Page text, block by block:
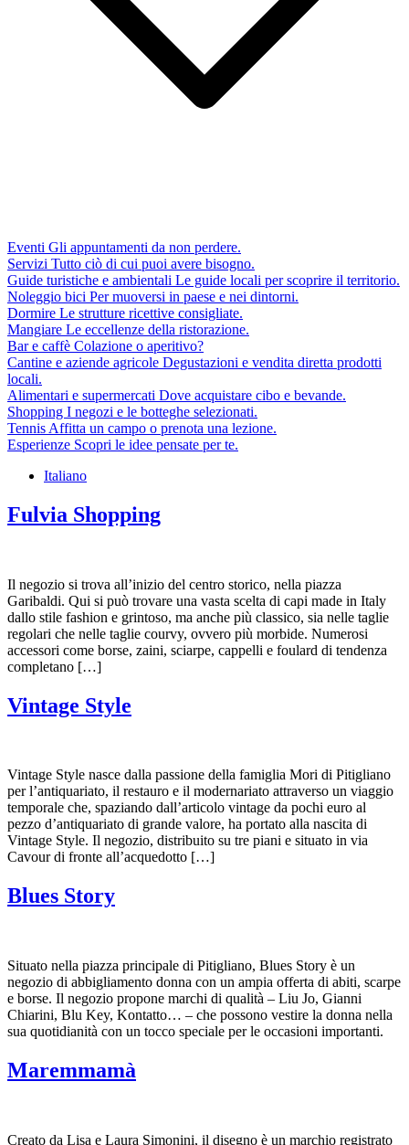
Eventi Gli appuntamenti da non perdere.
Servizi Tutto ciò di cui puoi avere bisogno.
Guide turistiche e ambientali Le guide locali per scoprire il territorio.
Noleggio bici Per muoversi in paese e nei dintorni.
Dormire Le strutture ricettive consigliate.
Mangiare Le eccellenze della ristorazione.
Bar e caffè Colazione o aperitivo?
Cantine e aziende agricole Degustazioni e vendita diretta prodotti
locali.
Alimentari e supermercati Dove acquistare cibo e bevande.
Shopping I negozi e le botteghe selezionati.
Tennis Affitta un campo o prenota una lezione.
Esperienze Scopri le idee pensate per te.
Italiano
Fulvia Shopping
Il negozio si trova all’inizio del centro storico, nella piazza
Garibaldi. Qui si può trovare una vasta scelta di capi made in Italy
dallo stile fashion e grintoso, ma anche più classico, sia nelle taglie
regolari che nelle taglie courvy, ovvero più morbide. Numerosi
accessori come borse, zaini, sciarpe, cappelli e foulard di tendenza
completano […]
Vintage Style
Vintage Style nasce dalla passione della famiglia Mori di Pitigliano
per l’antiquariato, il restauro e il modernariato attraverso un viaggio
temporale che, spaziando dall’articolo vintage da pochi euro al
pezzo d’antiquariato di grande valore, ha portato alla nascita di
Vintage Style. Il negozio, distribuito su tre piani e situato in via
Cavour di fronte all’acquedotto […]
Blues Story
Situato nella piazza principale di Pitigliano, Blues Story è un
negozio di abbigliamento donna con un ampia offerta di abiti, scarpe
e borse. Il negozio propone marchi di qualità – Liu Jo, Gianni
Chiarini, Blu Key, Kontatto… – che possono vestire la donna nella
sua quotidianità con un tocco speciale per le occasioni importanti.
Maremmamà
Creato da Lisa e Laura Simonini, il disegno è un marchio registrato